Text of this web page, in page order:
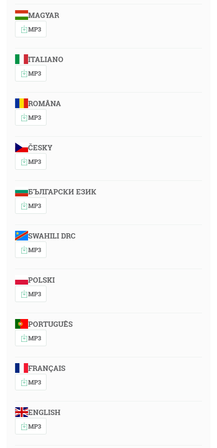
MAGYAR
MP3
ITALIANO
MP3
ROMÂNA
MP3
ČESKY
MP3
БЪЛГАРСКИ ЕЗИК
MP3
SWAHILI DRC
MP3
POLSKI
MP3
PORTUGUÊS
MP3
FRANÇAIS
MP3
ENGLISH
MP3